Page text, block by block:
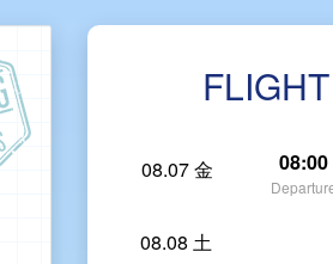
08.07 金 08:00
08.08 土